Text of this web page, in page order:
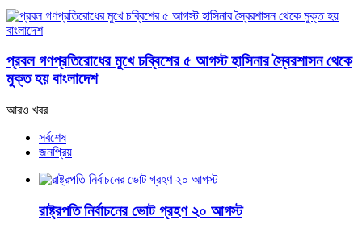
প্রবল গণপ্রতিরোধের মুখে চব্বিশের ৫ আগস্ট হাসিনার স্বৈরশাসন থেকে
মুক্ত হয় বাংলাদেশ
আরও খবর
সর্বশেষ
জনপ্রিয়
রাষ্ট্রপতি নির্বাচনের ভোট গ্রহণ ২০ আগস্ট